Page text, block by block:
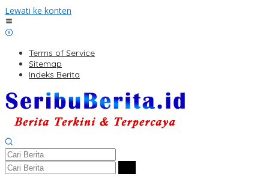
Lewati ke konten
Terms of Service
Sitemap
Indeks Berita